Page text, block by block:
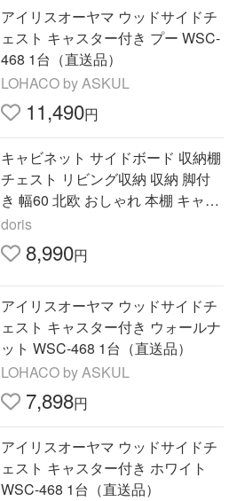
アイリスオーヤマ ウッドサイドチ
ェスト キャスター付き プー WSC-
468 1台（直送品）
LOHACO by ASKUL
11,490円
キャビネット サイドボード 収納棚
チェスト リビング収納 収納 脚付
き 幅60 北欧 おしゃれ 本棚 キャビ
ネットヴェコニー60 ドリス
doris
8,990円
アイリスオーヤマ ウッドサイドチ
ェスト キャスター付き ウォールナ
ット WSC-468 1台（直送品）
LOHACO by ASKUL
7,898円
アイリスオーヤマ ウッドサイドチ
ェスト キャスター付き ホワイト
WSC-468 1台（直送品）